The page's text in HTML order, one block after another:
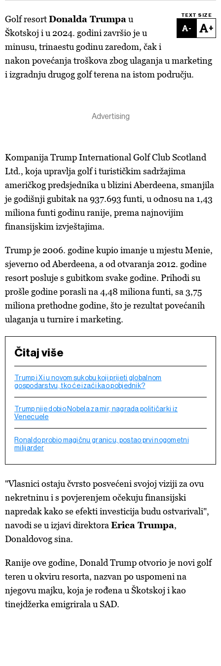
TEXT SIZE
- +
Golf resortDonalda Trumpa u
Škotskoj i u 2024. godini završio je u
minusu, trinaestu godinu zaredom, čak i
nakon povećanja troškova zbog ulaganja u marketing
i izgradnju drugog golf terena na istom području.
Kompanija Trump International Golf Club Scotland
Ltd., koja upravlja golf i turističkim sadržajima
američkog predsjednika u blizini Aberdeena, smanjila
je godišnji gubitak na 937.693 funti, u odnosu na 1,43
miliona funti godinu ranije, prema najnovijim
finansijskim izvještajima.
Trump je 2006. godine kupio imanje u mjestu Menie,
sjeverno od Aberdeena, a od otvaranja 2012. godine
resort posluje s gubitkom svake godine. Prihodi su
prošle godine porasli na 4,48 miliona funti, sa 3,75
miliona prethodne godine, što je rezultat povećanih
ulaganja u turnire i marketing.
Čitaj više
Trump i Xi u novom sukobu koji prijeti globalnom
gospodarstvu, tko će izaći kao pobjednik?
Trump nije dobio Nobela za mir, nagrada političarki iz
Venecuele
Ronaldo probio magičnu granicu, postao prvi nogometni
milijarder
"Vlasnici ostaju čvrsto posvećeni svojoj viziji za ovu
nekretninu i s povjerenjem očekuju finansijski
napredak kako se efekti investicija budu ostvarivali",
navodi se u izjavi direktora Erica Trumpa,
Donaldovog sina.
Ranije ove godine, Donald Trump otvorio je novi golf
teren u okviru resorta, nazvan po uspomeni na
njegovu majku, koja je rođena u Škotskoj i kao
tinejdžerka emigrirala u SAD.